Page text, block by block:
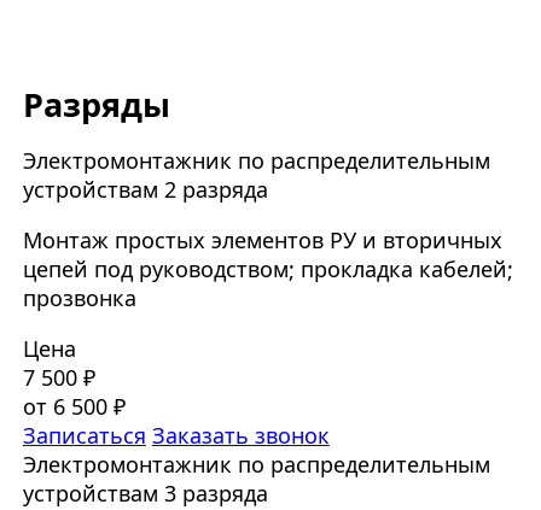
Разряды
Электромонтажник по распределительным
устройствам 2 разряда
Монтаж простых элементов РУ и вторичных
цепей под руководством; прокладка кабелей;
прозвонка
Цена
7 500 ₽
от 6 500 ₽
Записаться Заказать звонок
Электромонтажник по распределительным
устройствам 3 разряда